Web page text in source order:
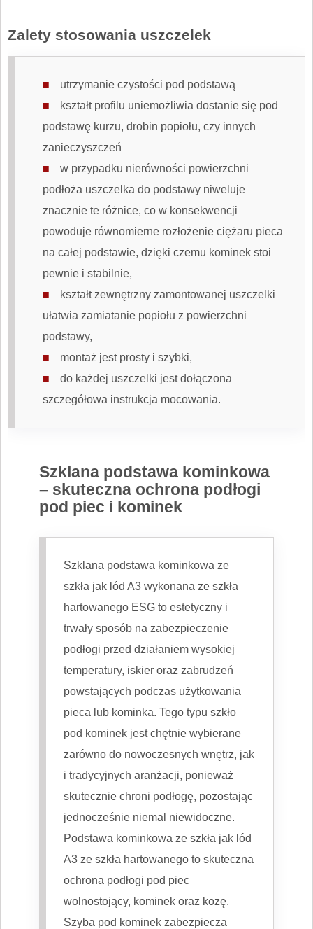
Zalety stosowania uszczelek
utrzymanie czystości pod podstawą
kształt profilu uniemożliwia dostanie się pod
podstawę kurzu, drobin popiołu, czy innych
zanieczyszczeń
w przypadku nierówności powierzchni
podłoża uszczelka do podstawy niweluje
znacznie te różnice, co w konsekwencji
powoduje równomierne rozłożenie ciężaru pieca
na całej podstawie, dzięki czemu kominek stoi
pewnie i stabilnie,
kształt zewnętrzny zamontowanej uszczelki
ułatwia zamiatanie popiołu z powierzchni
podstawy,
montaż jest prosty i szybki,
do każdej uszczelki jest dołączona
szczegółowa instrukcja mocowania.
Szklana podstawa kominkowa
– skuteczna ochrona podłogi
pod piec i kominek
Szklana podstawa kominkowa ze
szkła jak lód A3 wykonana ze szkła
hartowanego ESG to estetyczny i
trwały sposób na zabezpieczenie
podłogi przed działaniem wysokiej
temperatury, iskier oraz zabrudzeń
powstających podczas użytkowania
pieca lub kominka. Tego typu szkło
pod kominek jest chętnie wybierane
zarówno do nowoczesnych wnętrz, jak
i tradycyjnych aranżacji, ponieważ
skutecznie chroni podłogę, pozostając
jednocześnie niemal niewidoczne.
Podstawa kominkowa ze szkła jak lód
A3 ze szkła hartowanego to skuteczna
ochrona podłogi pod piec
wolnostojący, kominek oraz kozę.
Szyba pod kominek zabezpiecza